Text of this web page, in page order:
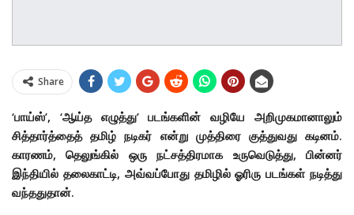
Share
‘பாய்ஸ்’, ‘ஆய்த எழுத்து’ படங்களின் வழியே அறிமுகமானாலும்
சித்தார்த்தைத் தமிழ் நடிகர் என்று முத்திரை குத்துவது கடினம்.
காரணம், தெலுங்கில் ஒரு நட்சத்திரமாக உருவெடுத்து, பின்னர்
இந்தியில் தலைகாட்டி, அவ்வப்போது தமிழில் ஓரிரு படங்கள் நடித்து
வந்ததுதான்.